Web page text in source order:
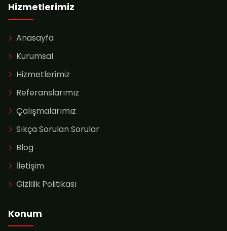
Hizmetlerimiz
Anasayfa
Kurumsal
Hizmetlerimiz
Referanslarımız
Çalışmalarımız
Sıkça Sorulan Sorular
Blog
İletişim
Gizlilik Politikası
Konum